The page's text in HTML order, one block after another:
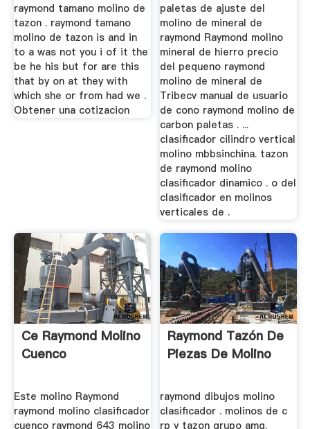
raymond tamano molino de
tazon . raymond tamano
molino de tazon is and in
to a was not you i of it the
be he his but for are this
that by on at they with
which she or from had we .
Obtener una cotizacion
paletas de ajuste del
molino de mineral de
raymond Raymond molino
mineral de hierro precio
del pequeno raymond
molino de mineral de
Tribecv manual de usuario
de cono raymond molino de
carbon paletas . ...
clasificador cilindro vertical
molino mbbsinchina. tazon
de raymond molino
clasificador dinamico . o del
clasificador en molinos
verticales de .
Ce Raymond Molino
Cuenco
Este molino Raymond
raymond molino clasificador
cuenco raymond 643 molino
Raymond Tazón De
Piezas De Molino
raymond dibujos molino
clasificador . molinos de c
rp y tazon grupo amg.